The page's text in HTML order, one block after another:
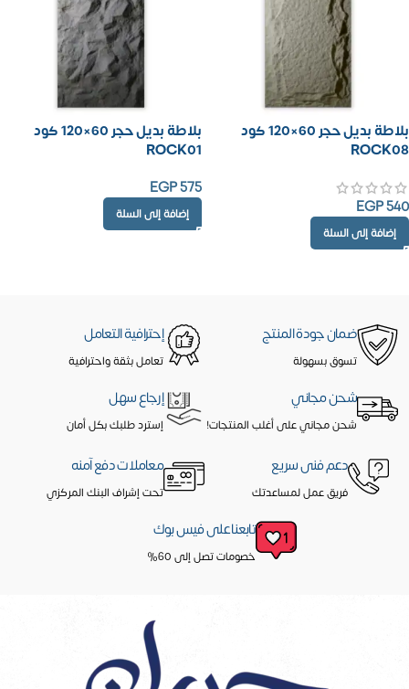
بلاطة بديل حجر 60×120 كود
ROCK08
EGP540
إضافة إلى السلة
بلاطة بديل حجر 60×120 كود
ROCK01
EGP575
إضافة إلى السلة
ضمان جودة المنتج
تسوق بسهولة
إحترافية التعامل
تعامل بثقة واحترافية
شحن مجاني
شحن مجاني على أغلب المنتجات!
إرجاع سهل
إسترد طلبك بكل أمان
دعم فنى سريع
فريق عمل لمساعدتك
معاملات دفع آمنه
تحت إشراف البنك المركزي
تابعنا على فيس بوك
خصومات تصل إلى 60%